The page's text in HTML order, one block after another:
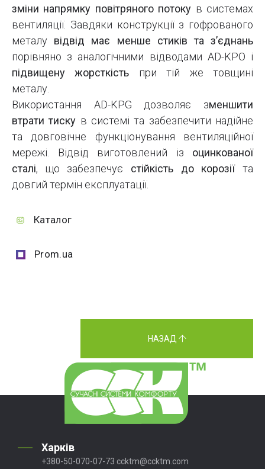
зміни напрямку повітряного потоку в системах
вентиляції. Завдяки конструкції з гофрованого
металу відвід має менше стиків та з’єднань
порівняно з аналогічними відводами AD-KPO і
підвищену жорсткість при тій же товщині
металу.
Використання AD-KPG дозволяє зменшити
втрати тиску в системі та забезпечити надійне
та довговічне функціонування вентиляційної
мережі. Відвід виготовлений із оцинкованої
сталі, що забезпечує стійкість до корозіїта
довгий термін експлуатації.
Каталог
Prom.ua
НАЗАД
Харків
+380-50-070-07-73 ccktm@ccktm.com